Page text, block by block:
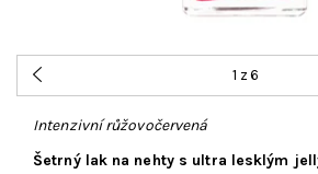
1 z 6
Intenzivní růžovočervená
Šetrný lak na nehty s ultra lesklým